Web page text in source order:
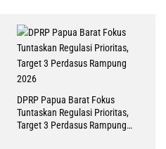
DPRP Papua Barat Fokus
Tuntaskan Regulasi Prioritas,
Target 3 Perdasus Rampung